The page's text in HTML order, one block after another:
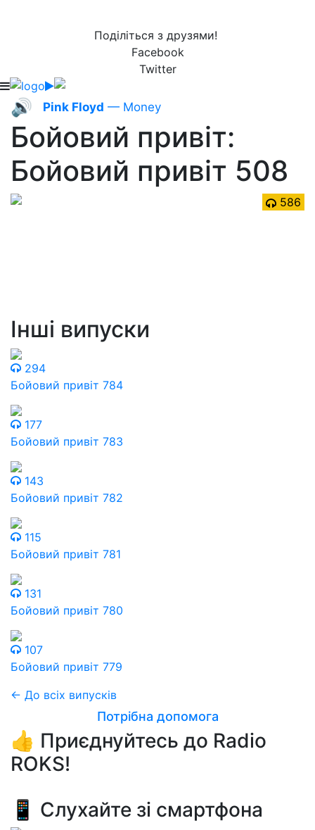
Поділіться з друзями!
Facebook
Twitter
🔊 Pink Floyd — Money
Бойовий привіт:
Бойовий привіт 508
586
Інші випуски
294
Бойовий привіт 784
177
Бойовий привіт 783
143
Бойовий привіт 782
115
Бойовий привіт 781
131
Бойовий привіт 780
107
Бойовий привіт 779
← До всіх випусків
Потрібна допомога
👍 Приєднуйтесь до Radio
ROKS!
📱 Слухайте зі смартфона